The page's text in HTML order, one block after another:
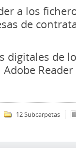
a los
de
digitales de
Reader
12 Subcarpetas